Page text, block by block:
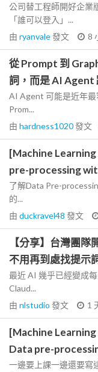
公司替工程師開好企業
「誰可以登入」...
由 ryanvale發文 8
從 Prompt 到
詞，而是 AI Agent
AI Agent 可能是近年
Prom...
由 hardness1020發文
[Machine
pre-processing
了解Data Pre-
的...
由 duckravel48 發文
【分享】台灣團
不用再到處找提示
最近 AI 幾乎已經變成
Claud...
由 nlstudio 發文 1
[Machine Learning
Data pre-
一邊要上課一邊還要寫